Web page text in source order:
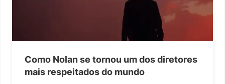
Como Nolan se tornou um dos diretores
mais respeitados do mundo